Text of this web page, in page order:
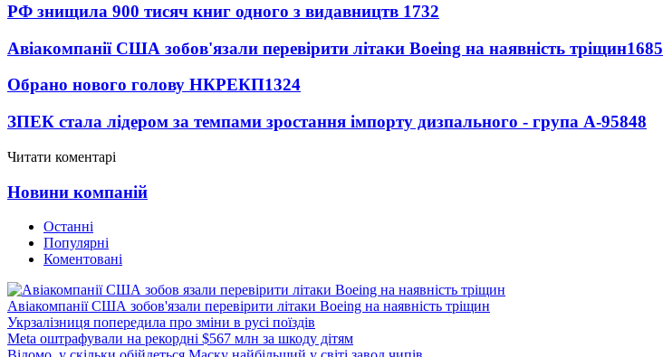
РФ знищила 900 тисяч книг одного з видавництв 1732
Авіакомпанії США зобов'язали перевірити літаки Boeing на наявність тріщин1685
Обрано нового голову НКРЕКП1324
ЗПЕК стала лідером за темпами зростання імпорту дизпального - група А-95848
Читати коментарі
Новини компаній
Останні
Популярні
Коментовані
Авіакомпанії США зобов'язали перевірити літаки Boeing на наявність тріщин
Укрзалізниця попередила про зміни в русі поїздів
Meta оштрафували на рекордні $567 млн за шкоду дітям